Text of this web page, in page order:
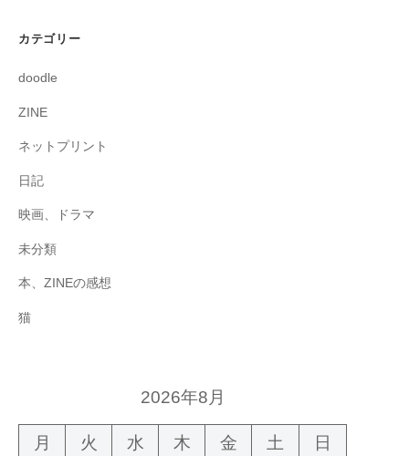
カテゴリー
doodle
ZINE
ネットプリント
日記
映画、ドラマ
未分類
本、ZINEの感想
猫
2026年8月
月 火 水 木 金 土
日